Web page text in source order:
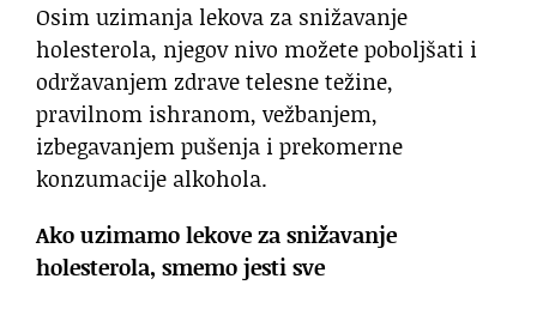
Osim uzimanja lekova za snižavanje
holesterola, njegov nivo možete poboljšati i
održavanjem zdrave telesne težine,
pravilnom ishranom, vežbanjem,
izbegavanjem pušenja i prekomerne
konzumacije alkohola.
Ako uzimamo lekove za snižavanje
holesterola, smemo jesti sve